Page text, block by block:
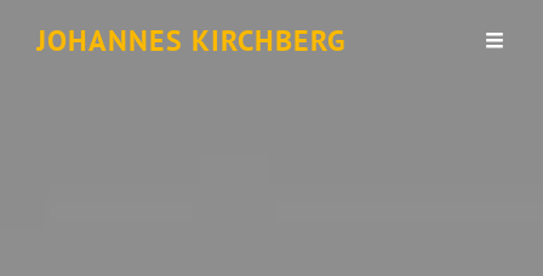
JOHANNES KIRCHBERG